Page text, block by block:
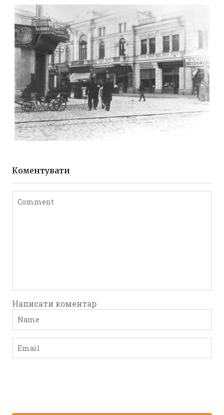
Фото Житомира період
до 1917 року
Leave a comment
ЖИТОМИР МИХАЙЛІВСЬКА 1903 РОКУ
Коментувати
Написати коментар